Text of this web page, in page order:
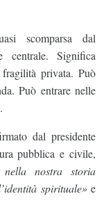
scomparsa dal
centrale. Significa
privata. Può
Può entrare nelle
dal presidente
pubblica e civile,
nella nostra storia
spirituale»e